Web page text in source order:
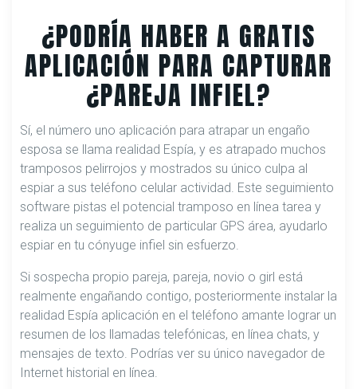
¿PODRÍA HABER A GRATIS
APLICACIÓN PARA CAPTURAR
¿PAREJA ​​INFIEL?
Sí, el número uno aplicación para atrapar un engaño
esposa se llama realidad Espía, y es atrapado muchos
tramposos pelirrojos y mostrados su único culpa al
espiar a sus teléfono celular actividad. Este seguimiento
software pistas el potencial tramposo en línea tarea y
realiza un seguimiento de particular GPS área, ayudarlo
espiar en tu cónyuge infiel sin esfuerzo.
Si sospecha propio pareja, pareja, novio o girl está
realmente engañando contigo, posteriormente instalar la
realidad Espía aplicación en el teléfono amante lograr un
resumen de los llamadas telefónicas, en línea chats, y
mensajes de texto. Podrías ver su único navegador de
Internet historial en línea.